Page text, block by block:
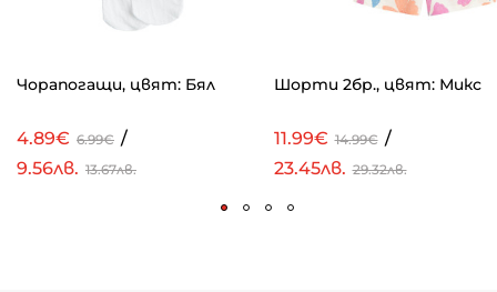
Чорапогащи, цвят: Бял
4.89€ 6.99€ /
9.56лв. 13.67лв.
Шорти 2бр., цвят: Микс
11.99€ 14.99€ /
23.45лв. 29.32лв.